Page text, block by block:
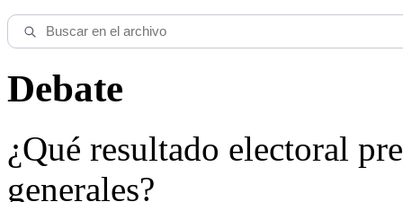
Debate
¿Qué resultado electoral
generales?